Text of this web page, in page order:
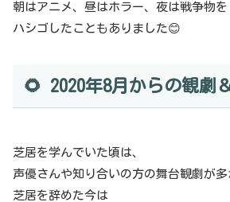
朝はアニメ、昼はホラー、夜は戦争物を
ハシゴしたこともありました😊
🌻 2020年8月からの観劇
芝居を学んでいた頃は、
声優さんや知り合いの方の舞台観劇が多
芝居を辞めた今は